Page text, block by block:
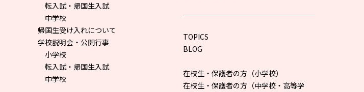
転入試・帰国生入試
中学校
帰国生受け入れについて
学校説明会・公開行事
小学校
転入試・帰国生入試
中学校
TOPICS
BLOG
在校生・保護者の方（小学校）
在校生・保護者の方（中学校・高等学